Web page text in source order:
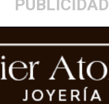
PUBLICIDAD